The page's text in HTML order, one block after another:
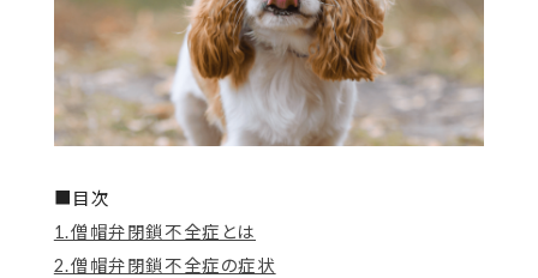
■目次
1.僧帽弁閉鎖不全症とは
2.僧帽弁閉鎖不全症の症状